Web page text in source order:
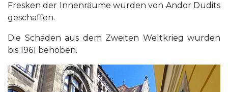
Fresken der Innenräume wurden von Andor Dudits
geschaffen.
Die Schäden aus dem Zweiten Weltkrieg wurden
bis 1961 behoben.